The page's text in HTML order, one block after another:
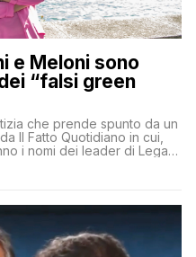
e Meloni sono
“falsi green
che prende spunto da un
Il Fatto Quotidiano in cui,
i nomi dei leader di Lega e